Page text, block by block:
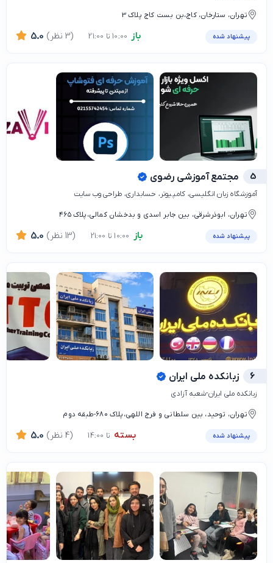
تهران، ستارخان، کاج،بن بست کاج پلاک 3
پیشنهاد شده باز 5.0 (3 نظر)
5 مجتمع آموزشی رضوی
آموزشگاه زبان انگلیسی، کامپیوتر، حسابداری، طراحی وب سایت
تهران، ابوذرشرقی، بین جابر اسدی و بدخشان کمالی،پلاک ۴۶۵
پیشنهاد شده باز 5.0 (13 نظر)
6 زبانکده ملی ایران
زبانکده ملی ایران-شعبه آزادی
تهران، توحید، بین سلطانی و فرج اللهی،پلاک ۶۸۰-طبقه دوم
پیشنهاد شده بسته تا 14:00 5.0 (4 نظر)